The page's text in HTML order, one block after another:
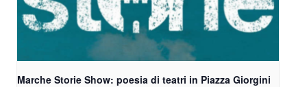
Marche Storie Show: poesia di teatri in Piazza Giorgini